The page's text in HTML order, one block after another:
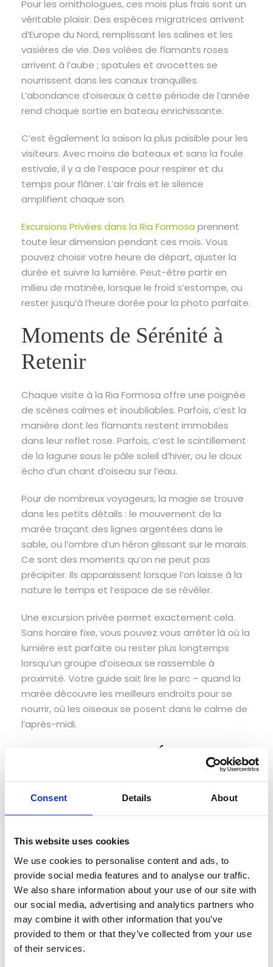
Consent Details About
This website uses cookies
We use cookies to personalise content and ads, to
provide social media features and to analyse our traffic.
We also share information about your use of our site with
our social media, advertising and analytics partners who
may combine it with other information that you’ve
provided to them or that they’ve collected from your use
of their services.
Pour les ornithologues, ces mois plus frais sont un
véritable plaisir. Des espèces migratrices arrivent
d’Europe du Nord, remplissant les salines et les
vasières de vie. Des volées de flamants roses
arrivent à l’aube ; spatules et avocettes se
nourrissent dans les canaux tranquilles.
L’abondance d’oiseaux à cette période de l’année
rend chaque sortie en bateau enrichissante.
C’est également la saison la plus paisible pour les
visiteurs. Avec moins de bateaux et sans la foule
estivale, il y a de l’espace pour respirer et du
temps pour flâner. L’air frais et le silence
amplifient chaque son.
Excursions Privées dans la Ria Formosa prennent
toute leur dimension pendant ces mois. Vous
pouvez choisir votre heure de départ, ajuster la
durée et suivre la lumière. Peut-être partir en
milieu de matinée, lorsque le froid s’estompe, ou
rester jusqu’à l’heure dorée pour la photo parfaite.
Moments de Sérénité à
Retenir
Chaque visite à la Ria Formosa offre une poignée
de scènes calmes et inoubliables. Parfois, c’est la
manière dont les flamants restent immobiles
dans leur reflet rose. Parfois, c’est le scintillement
de la lagune sous le pâle soleil d’hiver, ou le doux
écho d’un chant d’oiseau sur l’eau.
Pour de nombreux voyageurs, la magie se trouve
dans les petits détails : le mouvement de la
marée traçant des lignes argentées dans le
sable, ou l’ombre d’un héron glissant sur le marais.
Ce sont des moments qu’on ne peut pas
précipiter. Ils apparaissent lorsque l’on laisse à la
nature le temps et l’espace de se révéler.
Une excursion privée permet exactement cela.
Sans horaire fixe, vous pouvez vous arrêter là où la
lumière est parfaite ou rester plus longtemps
lorsqu’un groupe d’oiseaux se rassemble à
proximité. Votre guide sait lire le parc – quand la
marée découvre les meilleurs endroits pour se
nourrir, où les oiseaux se posent dans le calme de
l’après-midi.
Planifier Votre Évasion
Paisible
Les meilleurs mois pour ce type d’exploration
de l’Algarve ralentit naturellement. Les journées
sont agréablement fraîches et le soleil reste
fréquent.
Pour les ornithologues, les premières heures du
matin offrent de l’activité et une lumière que les
photographes adorent. Pour les autres, un départ
en milieu de matinée ou l’après-midi offre chaleur